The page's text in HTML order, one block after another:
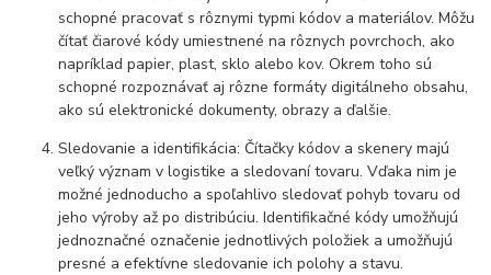
schopné pracovať s rôznymi typmi kódov a materiálov. Môžu
čítať čiarové kódy umiestnené na rôznych povrchoch, ako
napríklad papier, plast, sklo alebo kov. Okrem toho sú
schopné rozpoznávať aj rôzne formáty digitálneho obsahu,
ako sú elektronické dokumenty, obrazy a ďalšie.
Sledovanie a identifikácia: Čítačky kódov a skenery majú
veľký význam v logistike a sledovaní tovaru. Vďaka nim je
možné jednoducho a spoľahlivo sledovať pohyb tovaru od
jeho výroby až po distribúciu. Identifikačné kódy umožňujú
jednoznačné označenie jednotlivých položiek a umožňujú
presné a efektívne sledovanie ich polohy a stavu.